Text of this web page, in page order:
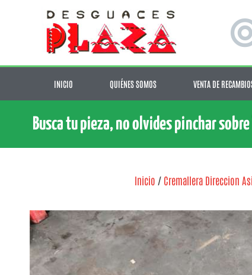
INICIO QUIÉNES SOMOS VENTA DE
Busca tu pieza, no olvides pinchar sobre
Inicio / Cremallera Direccion